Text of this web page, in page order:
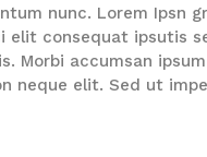
nunc. Lorem Ipsn
elit consequat ipsutis
Morbi accumsan
neque elit. Sed ut